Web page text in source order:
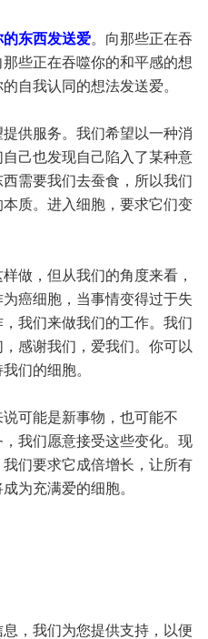
东西发送爱。向那些正在吞
些正在吞噬你的和平感的想
自我认同的想法发送爱。
供服务。我们希望以一种消
己也发现自己陷入了某种意
需要我们去蚕食，所以我们
质。进入细胞，要求它们变
做，但从我们的角度来看，
癌细胞，当事情变得过于失
我们来做我们的工作。我们
感谢我们，爱我们。你可以
们的细胞。
可能是新事物，也可能不
我们愿意接受这些变化。现
们要求它成倍增长，让所有
为充满爱的细胞。
，我们为您提供支持，以便